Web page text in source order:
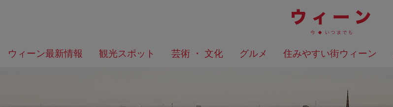
ニ
の
ウィーン最新情報 観光スポット 芸術 ・ 文化 グルメ 住みやすい街ウィーン
何
を